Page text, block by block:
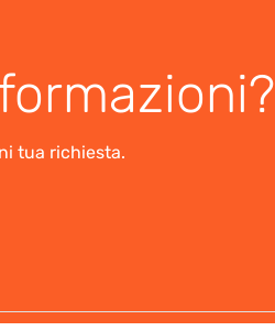
tua richiesta.